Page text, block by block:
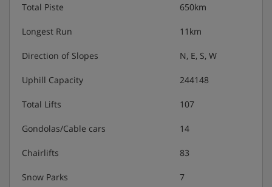
Total Piste 650km
Longest Run 11km
Direction of Slopes N, E, S, W
Uphill Capacity 244148
Total Lifts 107
Gondolas/Cable cars 14
Chairlifts 83
Snow Parks 7